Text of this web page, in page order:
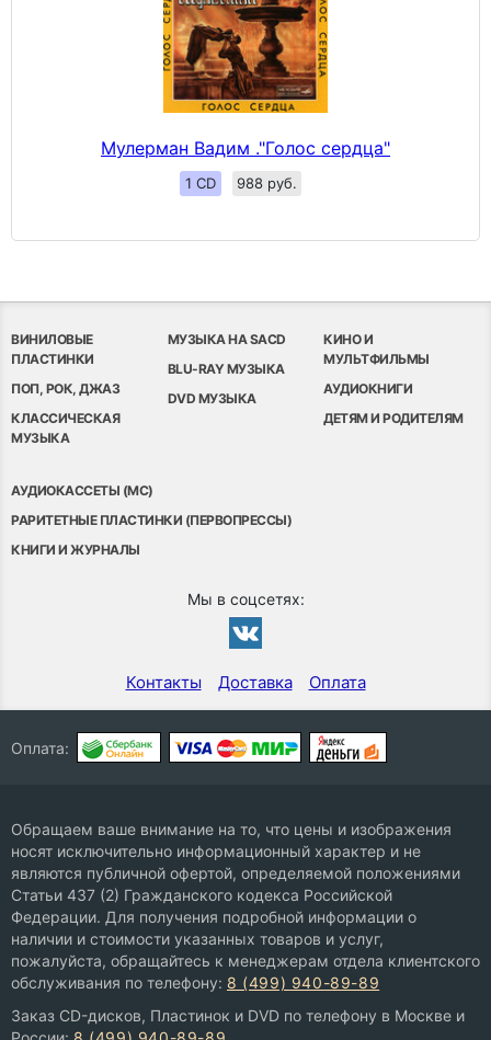
Мулерман Вадим ."Голос сердца"
1 CD 988 руб.
ВИНИЛОВЫЕ
ПЛАСТИНКИ
ПОП, РОК, ДЖАЗ
КЛАССИЧЕСКАЯ
МУЗЫКА
МУЗЫКА НА SACD
BLU-RAY МУЗЫКА
DVD МУЗЫКА
КИНО И
МУЛЬТФИЛЬМЫ
АУДИОКНИГИ
ДЕТЯМ И РОДИТЕЛЯМ
АУДИОКАССЕТЫ (MC)
РАРИТЕТНЫЕ ПЛАСТИНКИ (ПЕРВОПРЕССЫ)
КНИГИ И ЖУРНАЛЫ
Мы в соцсетях:
Контакты Доставка Оплата
Оплата:
Обращаем ваше внимание на то, что цены и изображения
носят исключительно информационный характер и не
являются публичной офертой, определяемой положениями
Статьи 437 (2) Гражданского кодекса Российской
Федерации. Для получения подробной информации о
наличии и стоимости указанных товаров и услуг,
пожалуйста, обращайтесь к менеджерам отдела клиентского
обслуживания по телефону: 8 (499) 940-89-89
Заказ CD-дисков, Пластинок и DVD по телефону в Москве и